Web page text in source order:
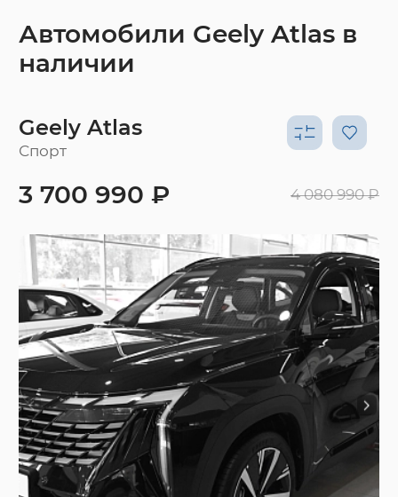
Автомобили Geely Atlas в
наличии
Geely Atlas
Спорт
3 700 990 ₽ 4 080 990 ₽